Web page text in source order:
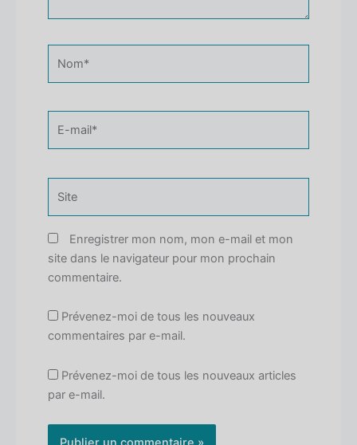
mail*
Enregistrer mon nom, mon e-mail et mon
site dans le navigateur pour mon prochain
commentaire.
Prévenez-moi de tous les nouveaux
commentaires par e-mail.
Prévenez-moi de tous les nouveaux articles
par e-mail.